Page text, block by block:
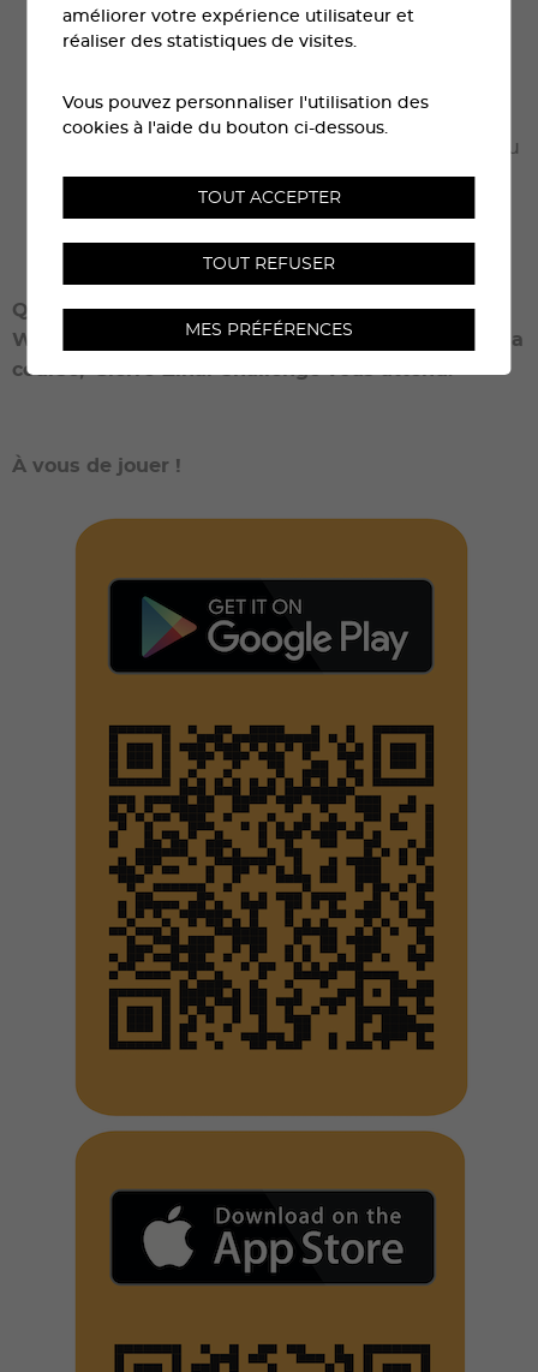
Choisissez votre mode : en ligne ou sur le
Scannez les QR codes sur place ou lancez le jeu
depuis chez vous
Mesurez-vous aux légendes et à vous-même !
Que ce soit sur les sentiers entre Tignousa et le
Weisshorn, ou dans un monde virtuel inspiré de la
course, Sierre-Zinal Challenge vous attend.
À vous de jouer !
améliorer votre expérience utilisateur et
réaliser des statistiques de visites.
Vous pouvez personnaliser l'utilisation des
cookies à l'aide du bouton ci-dessous.
TOUT ACCEPTER
TOUT REFUSER
MES PRÉFÉRENCES